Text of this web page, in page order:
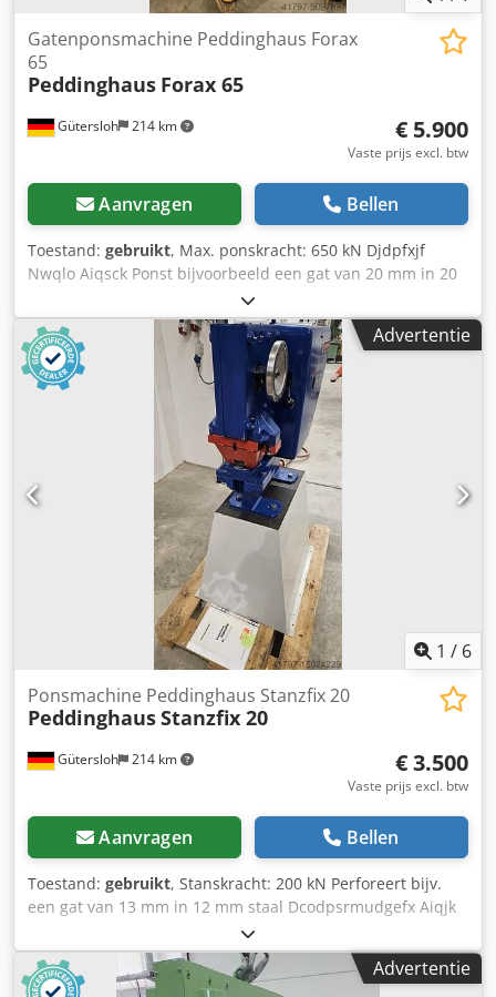
Gütersloh 214 km
Gatenponsmachine Peddinghaus Forax
65
Peddinghaus Forax 65
€ 5.900
Vaste prijs excl. btw
Aanvragen Bellen
Toestand: gebruikt, Max. ponskracht: 650 kN Djdpfxjf
Nwqlo Aiqsck Ponst bijvoorbeeld een gat van 20 mm in 20
mm staal. Verdere specificaties zie typeplaatje of op
aanvraag. Inclusief assortiment aan ponsen en matrijzen.
Zeer goede staat.
Advertentie
1 / 6
Gütersloh 214 km
Ponsmachine Peddinghaus Stanzfix 20
PeddinghausStanzfix 20
€ 3.500
Vaste prijs excl. btw
Aanvragen Bellen
Toestand: gebruikt, Stanskracht: 200 kN Perforeert bijv.
een gat van 13 mm in 12 mm staal Dcodpsrmudgefx Aiqjk
Zoeker via handwiel Assortiment aan gereedschappen is
inbegrepen in de prijs
Advertentie